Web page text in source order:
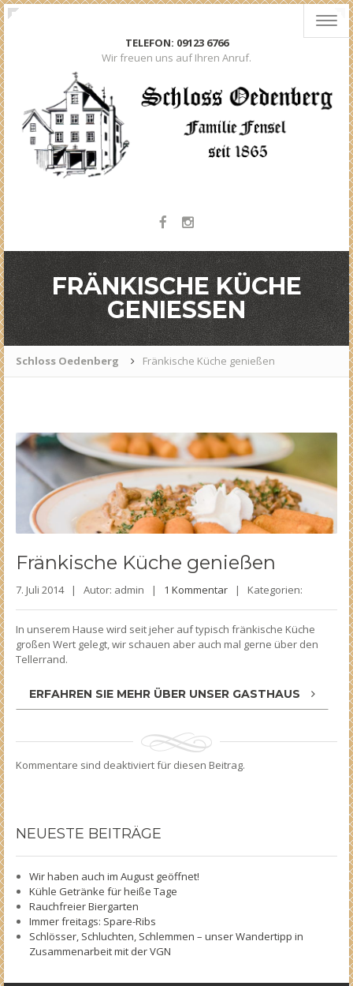
TELEFON: 09123 6766
Wir freuen uns auf Ihren Anruf.
FRÄNKISCHE KÜCHE
GENIESSEN
Schloss Oedenberg Fränkische Küche genießen
Fränkische Küche genießen
7. Juli 2014 | Autor: admin | 1 Kommentar | Kategorien:
In unserem Hause wird seit jeher auf typisch fränkische Küche
großen Wert gelegt, wir schauen aber auch mal gerne über den
Tellerrand.
ERFAHREN SIE MEHR ÜBER UNSER GASTHAUS
Kommentare sind deaktiviert für diesen Beitrag.
NEUESTE BEITRÄGE
Wir haben auch im August geöffnet!
Kühle Getränke für heiße Tage
Rauchfreier Biergarten
Immer freitags: Spare-Ribs
Schlösser, Schluchten, Schlemmen – unser Wandertipp in
Zusammenarbeit mit der VGN